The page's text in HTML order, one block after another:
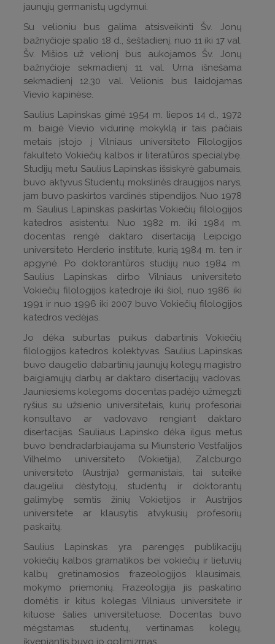
jaunųjų germanistų ugdymui.
Su velioniu bus galima atsisveikinti Šv. Jonų
bažnyčioje spalio 18 d., šeštadienį, nuo 11 iki 17 val.
Šv. Mišios už velionį bus aukojamos Šv. Jonų
bažnyčioje sekmadienį 11 val. Urna išnešama
sekmadienį 12.30 val. Velionis bus laidojamas
Vievio kapinėse.
Saulius Lapinskas gimė 1954 m. liepos 14 d., 1972
m. baigė Vievio vidurinę mokyklą ir tais pačiais
metais įstojo į Vilniaus universiteto Filologijos
fakulteto Vokiečių kalbos ir literatūros specialybę.
Studijų metu Saulius Lapinskas išsiskyrė gabumais,
buvo aktyvus Studentų mokslinės draugijos narys,
jam buvo paskirtos vardinės stipendijos. Nuo 1978
m. Saulius Lapinskas paskirtas Vokiečių filologijos
katedros asistentu. Nuo 1982 m. iki 1984 m.
docentas rengė daktaro disertaciją Leipcigo
universiteto Herderio institute, kurią 1984 m. ten ir
apgynė. Po doktorantūros studijų nuo 1984 m.
Saulius Lapinskas dirbo Vilniaus universiteto
Vokiečių filologijos katedroje iki šiol, nuo 1986 iki
1991 ir nuo 1996 iki 2007 buvo Vokiečių filologijos
katedros vedėjas.
Jo dėka suburtas puikus dabartinis Vokiečių
filologijos katedros kolektyvas. Saulius Lapinskas
buvo daugelio dabartinių jaunųjų kolegų magistro
baigiamųjų darbų ar daktaro disertacijų vadovas.
Jauniesiems kolegoms docentas padėjo užmegzti
ryšius su užsienio universitetais, kurių profesoriai
konsultavo ar vadovavo rengiant daktaro
disertacijas. Sauliaus Lapinsko dėka ilgus metus
buvo bendradarbiaujama su Miunsterio Vestfalijos
Vilhelmo universiteto (Vokietija), Zalcburgo
universiteto (Austrija) germanistais, tai suteikė
daugeliui dėstytojų, studentų ir doktorantų
galimybę semtis žinių Vokietijos ir Austrijos
universitete ar klausytis atvykusių profesorių
paskaitų.
Saulius Lapinskas yra parengęs publikacijų
vokiečių kalbos gramatikos bei vokiečių ir lietuvių
kalbų gretinamosios frazeologijos klausimais,
mokymo priemonių. Frazeologija jis paskatino
domėtis ir kitus kolegas Vilniaus universitete ir
kituose šalies universitetuose. Docentas buvo
mėgstamas studentų, vertinamas kolegų,
įkvepiantis buvo jo optimizmas.